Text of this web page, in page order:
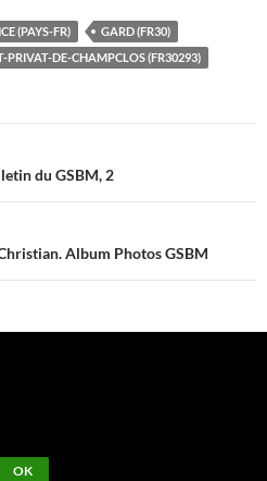
(PAYS-FR)
GARD (FR30)
PRIVAT-DE-CHAMPCLOS (FR30293)
du GSBM, 2
Album Photos GSBM
OK